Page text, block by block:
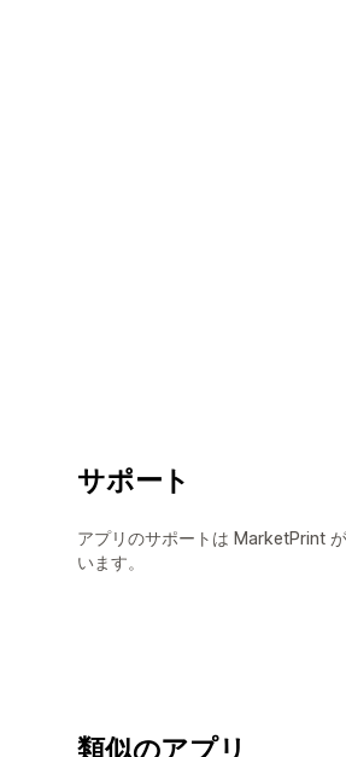
サポート
アプリのサポートは MarketPrint
います。
類似のアプリ